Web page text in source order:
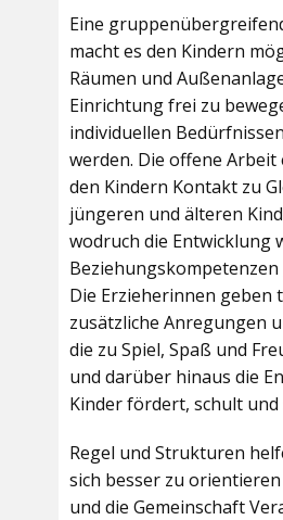
Eine
macht es den Kindern
Räumen und
Einrichtung frei zu
individuellen
werden. Die offene Arbeit
den Kindern Kontakt zu
jüngeren und älteren
wodruch die Entwicklung
Die Erzieherinnen geben
zusätzliche Anregungen
die zu Spiel, Spaß und
und darüber hinaus die
Kinder fördert, schult
Regel und Strukturen
sich besser zu
und die Gemeinschaft